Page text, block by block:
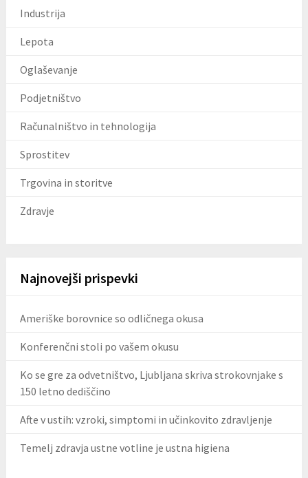
Industrija
Lepota
Oglaševanje
Podjetništvo
Računalništvo in tehnologija
Sprostitev
Trgovina in storitve
Zdravje
Najnovejši prispevki
Ameriške borovnice so odličnega okusa
Konferenčni stoli po vašem okusu
Ko se gre za odvetništvo, Ljubljana skriva strokovnjake s
150 letno dediščino
Afte v ustih: vzroki, simptomi in učinkovito zdravljenje
Temelj zdravja ustne votline je ustna higiena